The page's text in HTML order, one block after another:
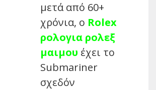
μετά από 60+
χρόνια, ο Rolex
ρολογια ρολεξ
μαιμου έχει το
Submariner
σχεδόν